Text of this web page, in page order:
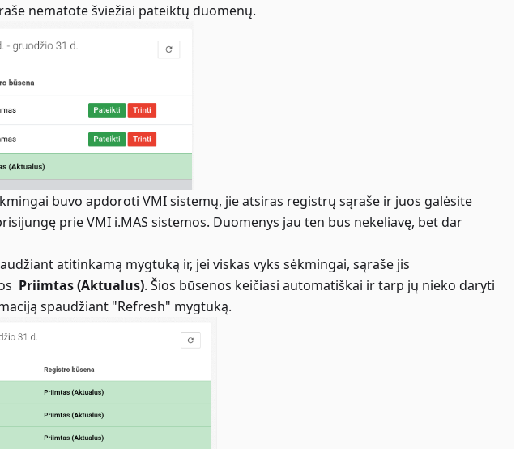
nematote šviežiai pateiktų duomenų.
buvo apdoroti VMI sistemų, jie atsiras registrų sąraše ir juos galėsite
prie VMI i.MAS sistemos. Duomenys jau ten bus nekeliavę, bet dar
atitinkamą mygtuką ir, jei viskas vyks sėkmingai, sąraše jis
Priimtas (Aktualus). Šios būsenos keičiasi automatiškai ir tarp jų nieko daryti
spaudžiant "Refresh" mygtuką.